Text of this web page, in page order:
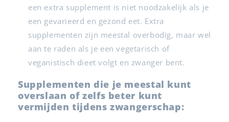
een extra supplement is niet noodzakelijk als je
een gevarieerd en gezond eet. Extra
supplementen zijn meestal overbodig, maar wel
aan te raden als je een vegetarisch of
veganistisch dieet volgt en zwanger bent.
Supplementen die je meestal kunt
overslaan of zelfs beter kunt
vermijden tijdens zwangerschap: